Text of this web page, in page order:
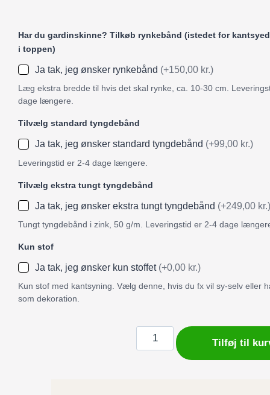
Har du gardinskinne? Tilkøb rynkebånd (istedet for
i toppen)
Ja tak, jeg ønsker rynkebånd (+150,00 kr.)
Læg ekstra bredde til hvis det skal rynke, ca. 10-30 cm.
dage længere.
Tilvælg standard tyngdebånd
Ja tak, jeg ønsker standard tyngdebånd (+99,00 kr.)
Leveringstid er 2-4 dage længere.
Tilvælg ekstra tungt tyngdebånd
Ja tak, jeg ønsker ekstra tungt tyngdebånd (+249,00 kr.)
Tungt tyngdebånd i zink, 50 g/m. Leveringstid er 2-4 dage
Kun stof
Ja tak, jeg ønsker kun stoffet (+0,00 kr.)
Kun stof med kantsyning. Vælg denne, hvis du fx vil sy-selv eller
som dekoration.
Badeforhæng
/
bruseforhæng
Tilføj til